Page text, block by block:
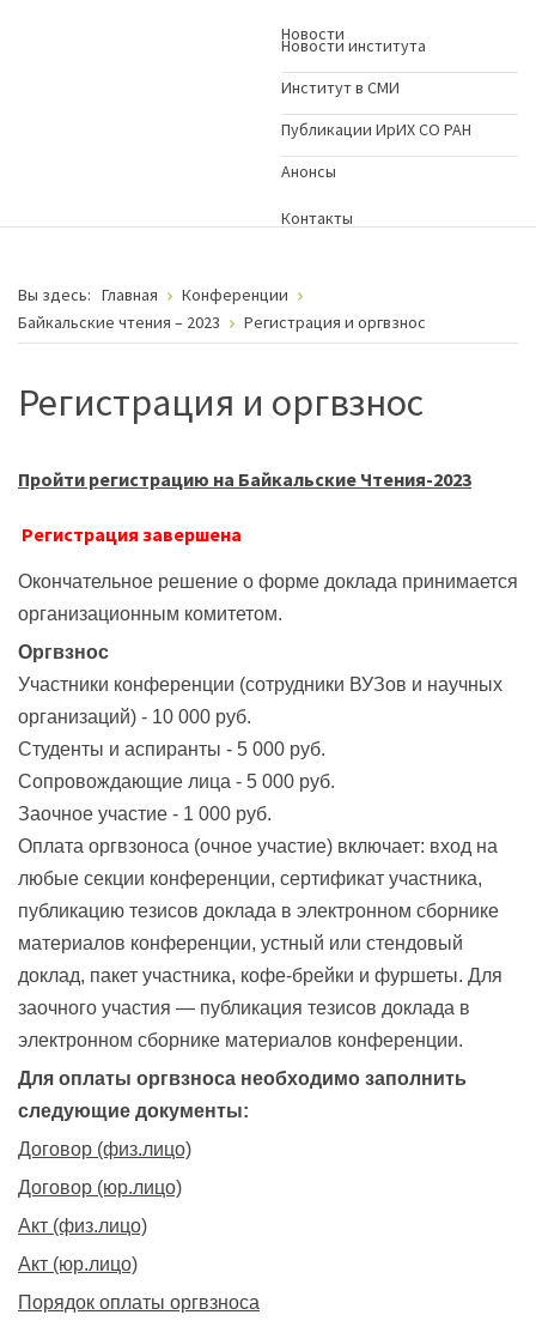
Новости
Новости института
Институт в СМИ
Публикации ИрИХ СО РАН
Анонсы
Контакты
Вы здесь: Главная
Конференции
Байкальские чтения – 2023
Регистрация и оргвзнос
Регистрация и оргвзнос
Пройти регистрацию на Байкальские Чтения-2023
Регистрация завершена
Окончательное решение о форме доклада принимается
организационным комитетом.
Оргвзнос
Участники конференции (сотрудники ВУЗов и научных
организаций) - 10 000 руб.
Студенты и аспиранты - 5 000 руб.
Сопровождающие лица - 5 000 руб.
Заочное участие - 1 000 руб.
Оплата оргвзоноса (очное участие) включает: вход на
любые секции конференции, сертификат участника,
публикацию тезисов доклада в электронном сборнике
материалов конференции, устный или стендовый
доклад, пакет участника, кофе-брейки и фуршеты. Для
заочного участия — публикация тезисов доклада в
электронном сборнике материалов конференции.
Для оплаты оргвзноса необходимо заполнить
следующие документы:
Договор (физ.лицо)
Договор (юр.лицо)
Акт (физ.лицо)
Акт (юр.лицо)
Порядок оплаты оргвзноса